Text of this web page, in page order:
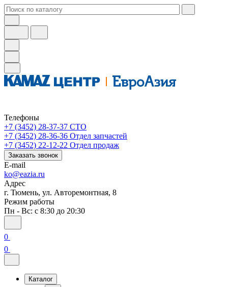
Телефоны
+7 (3452) 28-37-37 СТО
+7 (3452) 28-36-36 Отдел запчастей
+7 (3452) 22-12-22 Отдел продаж
Заказать звонок
E-mail
ko@eazia.ru
Адрес
г. Тюмень, ул. Авторемонтная, 8
Режим работы
Пн - Вс: с 8:30 до 20:30
0
0
Каталог